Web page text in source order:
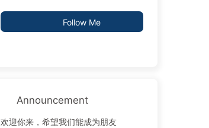
Follow Me
Announcement
欢迎你来，希望我们能成为朋友